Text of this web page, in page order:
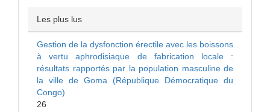
Les plus lus
Gestion de la dysfonction érectile avec les boissons
à vertu aphrodisiaque de fabrication locale :
résultats rapportés par la population masculine de
la ville de Goma (République Démocratique du
Congo)
26